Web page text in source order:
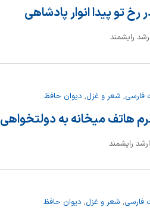
رخ تو پیدا انوار پادشاهی
رایشمند
فارسی, شعر و غزل, دیوان حافظ
هاتف میخانه به دولتخواهی
رایشمند
فارسی, شعر و غزل, دیوان حافظ